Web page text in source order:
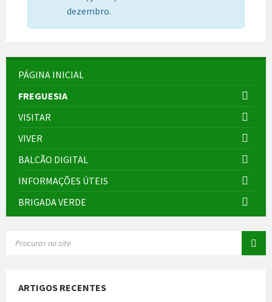
dezembro.
PÁGINA INICIAL
FREGUESIA
VISITAR
VIVER
BALCÃO DIGITAL
INFORMAÇÕES ÚTEIS
BRIGADA VERDE
ARTIGOS RECENTES